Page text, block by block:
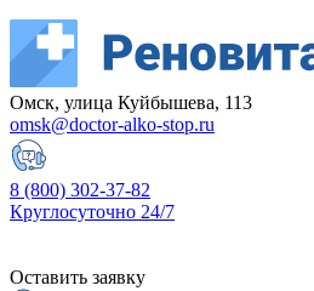
Омск, улица Куйбышева, 113
omsk@doctor-alko-stop.ru
8 (800) 302-37-82
Круглосуточно 24/7
Оставить заявку